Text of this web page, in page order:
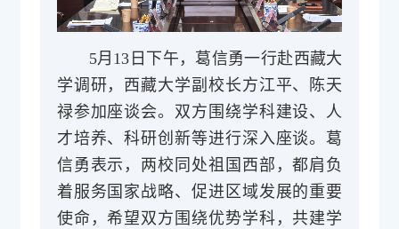
5月13日下午，葛信勇一行赴西藏大
学调研，西藏大学副校长方江平、陈天
禄参加座谈会。双方围绕学科建设、人
才培养、科研创新等进行深入座谈。葛
信勇表示，两校同处祖国西部，都肩负
着服务国家战略、促进区域发展的重要
使命，希望双方围绕优势学科，共建学